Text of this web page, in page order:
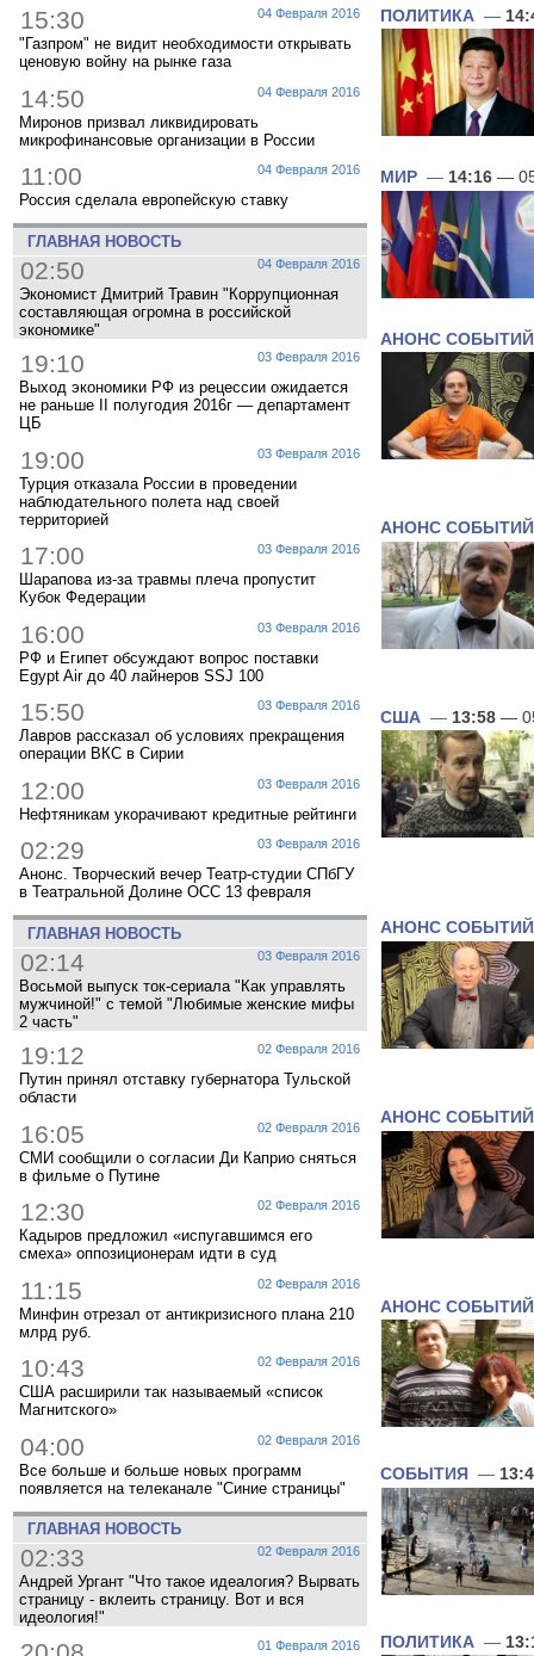
04 Февраля 2016
15:30
"Газпром" не видит необходимости открывать
ценовую войну на рынке газа
04 Февраля 2016
14:50
Миронов призвал ликвидировать
микрофинансовые организации в России
04 Февраля 2016
11:00
Россия сделала европейскую ставку
ГЛАВНАЯ НОВОСТЬ
04 Февраля 2016
02:50
Экономист Дмитрий Травин "Коррупционная
составляющая огромна в российской
экономике"
03 Февраля 2016
19:10
Выход экономики РФ из рецессии ожидается
не раньше II полугодия 2016г — департамент
ЦБ
03 Февраля 2016
19:00
Турция отказала России в проведении
наблюдательного полета над своей
территорией
03 Февраля 2016
17:00
Шарапова из-за травмы плеча пропустит
Кубок Федерации
03 Февраля 2016
16:00
РФ и Египет обсуждают вопрос поставки
Egypt Air до 40 лайнеров SSJ 100
03 Февраля 2016
15:50
Лавров рассказал об условиях прекращения
операции ВКС в Сирии
03 Февраля 2016
12:00
Нефтяникам укорачивают кредитные рейтинги
03 Февраля 2016
02:29
Анонс. Творческий вечер Театр-студии СПбГУ
в Театральной Долине ОСС 13 февраля
ГЛАВНАЯ НОВОСТЬ
03 Февраля 2016
02:14
Восьмой выпуск ток-сериала "Как управлять
мужчиной!" с темой "Любимые женские мифы
2 часть"
02 Февраля 2016
19:12
Путин принял отставку губернатора Тульской
области
02 Февраля 2016
16:05
СМИ сообщили о согласии Ди Каприо сняться
в фильме о Путине
02 Февраля 2016
12:30
Кадыров предложил «испугавшимся его
смеха» оппозиционерам идти в суд
02 Февраля 2016
11:15
Минфин отрезал от антикризисного плана 210
млрд руб.
02 Февраля 2016
10:43
США расширили так называемый «список
Магнитского»
02 Февраля 2016
04:00
Все больше и больше новых программ
появляется на телеканале "Синие страницы"
ГЛАВНАЯ НОВОСТЬ
02 Февраля 2016
02:33
Андрей Ургант "Что такое идеалогия? Вырвать
страницу - вклеить страницу. Вот и вся
идеология!"
01 Февраля 2016
ПОЛИТИКА —
МИР — 14:16 —
АНОНС СОБЫТИЙ
АНОНС СОБЫТИЙ
США — 13:58 —
АНОНС СОБЫТИЙ
АНОНС СОБЫТИЙ
АНОНС СОБЫТИЙ
СОБЫТИЯ —
ПОЛИТИКА —